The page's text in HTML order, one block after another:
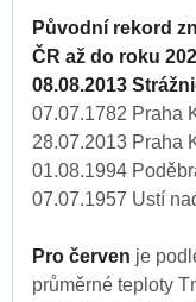
Původní rekord
ČR až do roku
08.08.2013
07.07.1782 Praha
28.07.2013 Praha
01.08.1994
07.07.1957 Ustí
Pro červen je
průměrné teploty